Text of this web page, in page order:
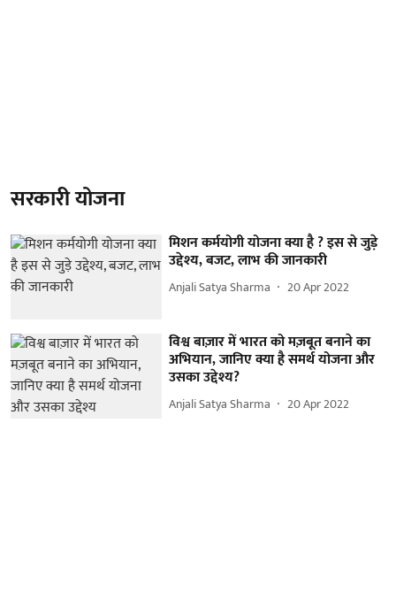
सरकारी योजना
मिशन कर्मयोगी योजना क्या है ? इस से जुड़े
उद्देश्य, बजट, लाभ की जानकारी
Anjali Satya Sharma 20 Apr 2022
विश्व बाज़ार में भारत को मज़बूत बनाने का
अभियान, जानिए क्या है समर्थ योजना और
उसका उद्देश्य?
Anjali Satya Sharma 20 Apr 2022